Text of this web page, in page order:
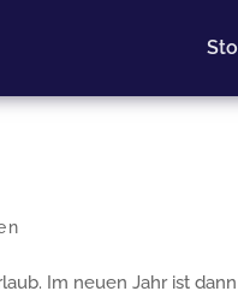
Im neuen Jahr ist